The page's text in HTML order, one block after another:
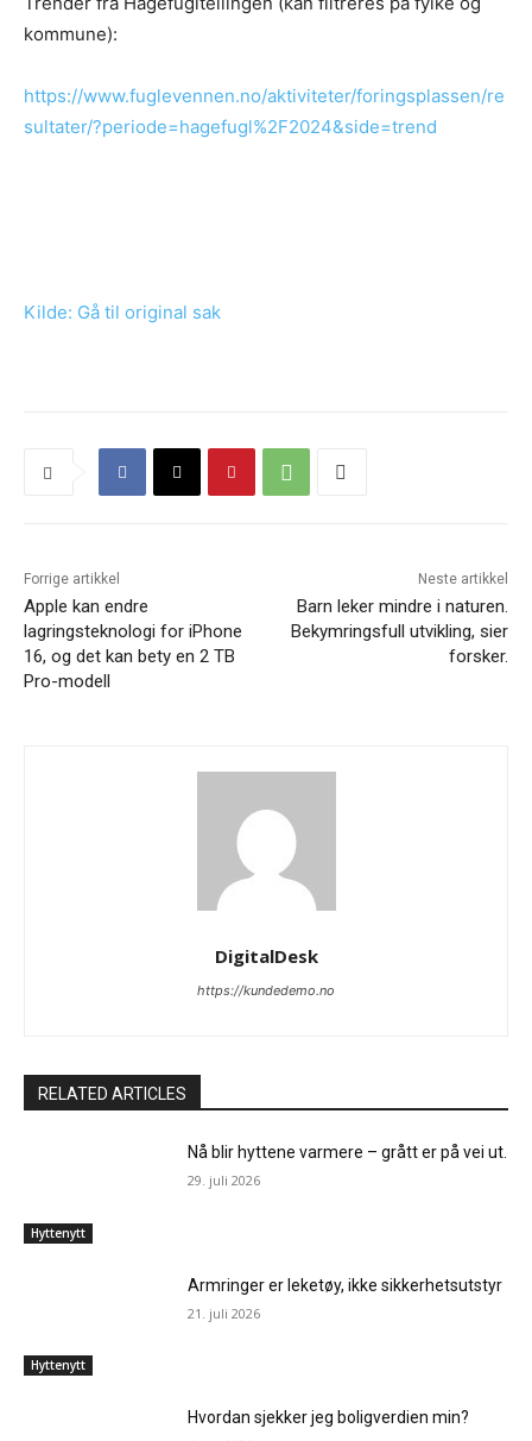
kommune):
https://www.fuglevennen.no/aktiviteter/foringsplassen/re
sultater/?periode=hagefugl%2F2024&side=trend
Kilde: Gå til original sak
Forrige artikkel
Apple kan endre
lagringsteknologi for iPhone
16, og det kan bety en 2 TB
Pro-modell
Neste artikkel
Barn leker mindre i naturen.
Bekymringsfull utvikling, sier
forsker.
DigitalDesk
https://kundedemo.no
RELATED ARTICLES
Hyttenytt
Nå blir hyttene varmere – grått er på vei ut.
29. juli 2026
Hyttenytt
Armringer er leketøy, ikke sikkerhetsutstyr
21. juli 2026
Hvordan sjekker jeg boligverdien min?